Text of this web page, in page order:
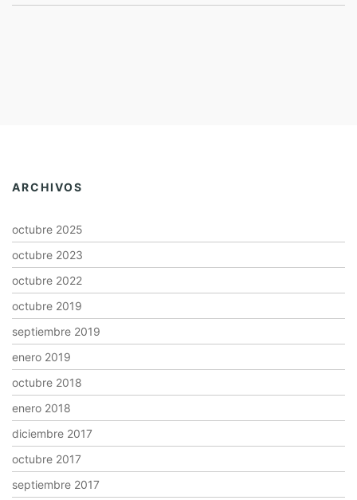
ARCHIVOS
octubre 2025
octubre 2023
octubre 2022
octubre 2019
septiembre 2019
enero 2019
octubre 2018
enero 2018
diciembre 2017
octubre 2017
septiembre 2017